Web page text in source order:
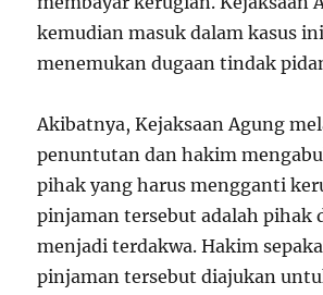
kemudian masuk dalam kasus
menemukan dugaan tindak
Akibatnya, Kejaksaan Agung
penuntutan dan hakim
pihak yang harus mengganti
pinjaman tersebut adalah pihak
menjadi terdakwa. Hakim
pinjaman tersebut diajukan